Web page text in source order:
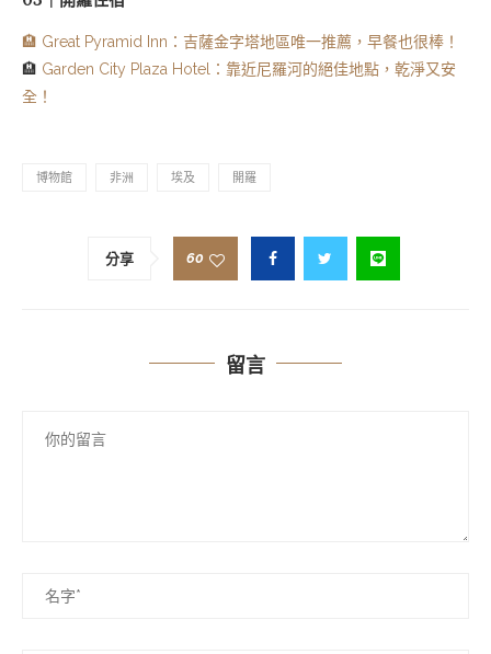
🏨 Great Pyramid Inn：吉薩金字塔地區唯一推薦，早餐也很棒！
🏨 Garden City Plaza Hotel：靠近尼羅河的絕佳地點，乾淨又安
全！
博物館 非洲 埃及 開羅
分享 60
留言